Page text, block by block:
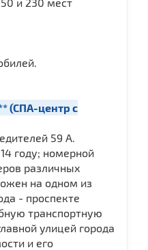
(СПА-центр с
59 А.
году; номерной
различных
на одном из
- проспекте
транспортную
улицей города
и его